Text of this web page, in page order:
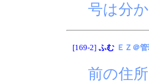
号は分
[169-2] ふむ ＥＺ＠
前の住